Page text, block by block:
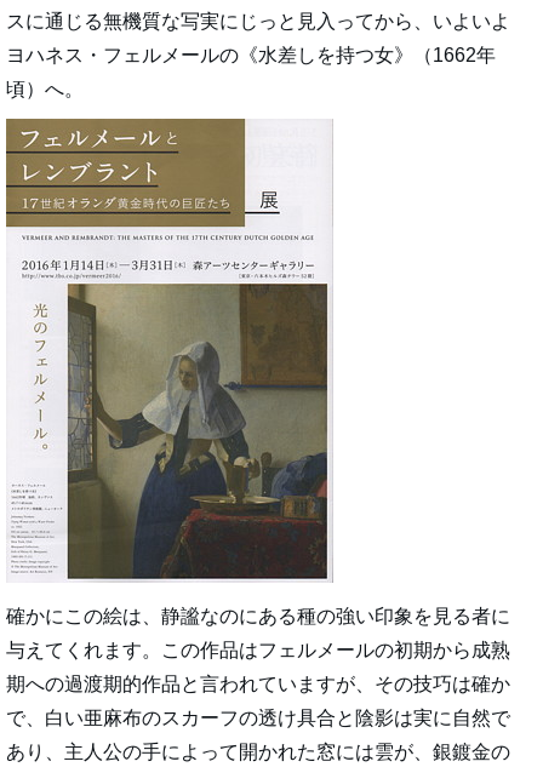
スに通じる無機質な写実にじっと見入ってから、いよいよ
ヨハネス・フェルメールの《水差しを持つ女》（1662年
頃）へ。
確かにこの絵は、静謐なのにある種の強い印象を見る者に
与えてくれます。この作品はフェルメールの初期から成熟
期への過渡期的作品と言われていますが、その技巧は確か
で、白い亜麻布のスカーフの透け具合と陰影は実に自然で
あり、主人公の手によって開かれた窓には雲が、銀鍍金の